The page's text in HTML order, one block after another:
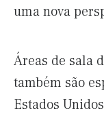
uma nova
Áreas de sala
também são
Estados